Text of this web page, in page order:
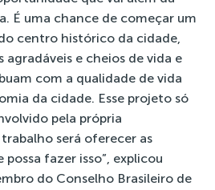
É uma chance de começar um
centro histórico da cidade,
agradáveis e cheios de vida e
com a qualidade de vida
da cidade. Esse projeto só
pela própria
será oferecer as
fazer isso”, explicou
do Conselho Brasileiro de